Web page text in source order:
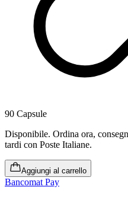
90 Capsule
Disponibile. Ordina ora,
tardi con Poste Italiane.
Aggiungi al carrello
Bancomat Pay